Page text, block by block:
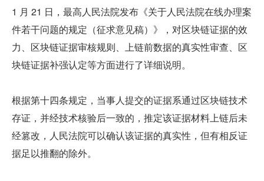
1 月 21 日，最高人民法院发布《关于人民法院在线办理案
件若干问题的规定（征求意见稿）》，对区块链证据的效
力、区块链证据审核规则、上链前数据的真实性审查、区
块链证据补强认定等方面进行了详细说明。
根据第十四条规定，当事人提交的证据系通过区块链技术
存证，并经技术核验后一致的，推定该证据材料上链后未
经篡改，人民法院可以确认该证据的真实性，但有相反证
据足以推翻的除外。